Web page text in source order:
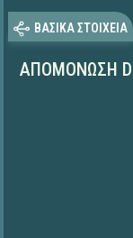
ΒΑΣΙΚΑ ΣΤΟΙΧΕΙΑ
ΑΠΟΜΟΝΩΣΗ